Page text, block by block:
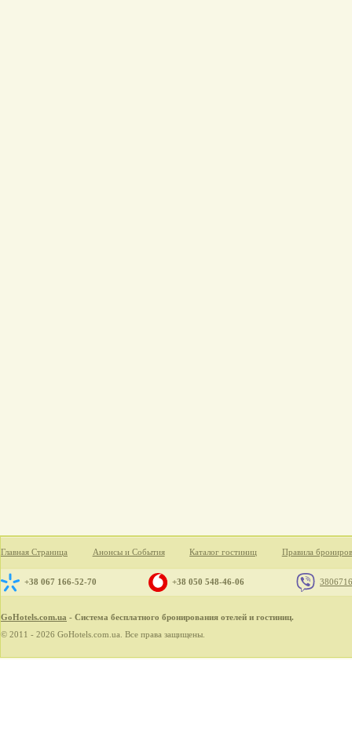
Главная Страница Анонсы и События Каталог гостиниц Правила
+38 067 166-52-70 +38 050 548-46-06
GoHotels.com.ua - Система бесплатного бронирования отелей и гостиниц.
© 2011 - 2026 GoHotels.com.ua. Все права защищены.